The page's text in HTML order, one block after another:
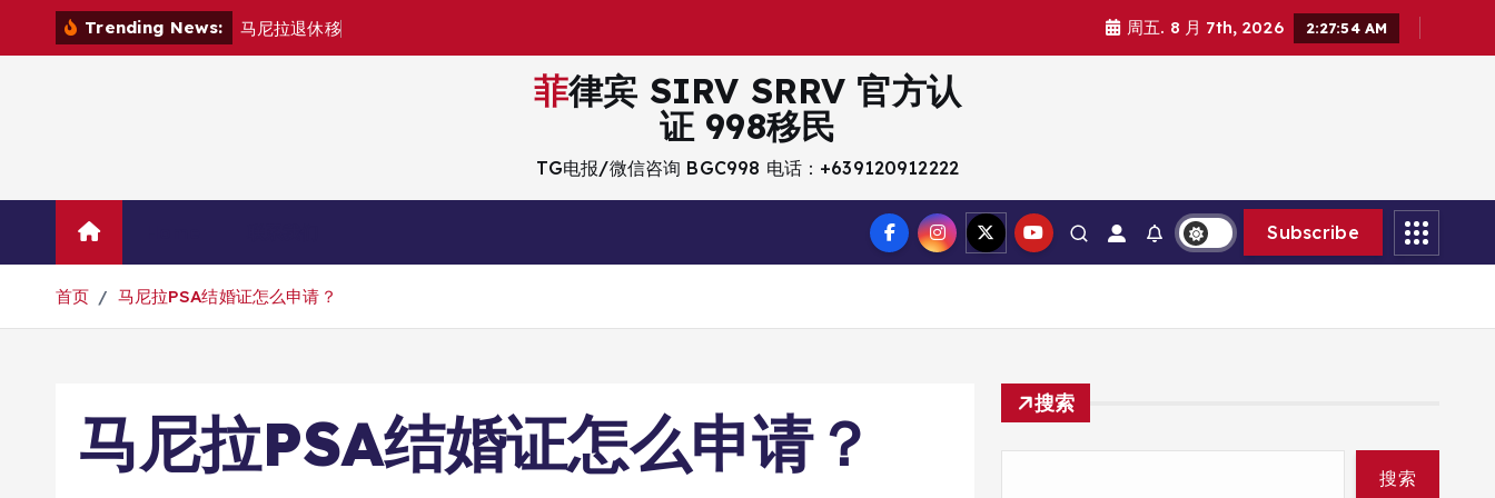
Trending News: 马 尼拉退休移 周五. 8 月 7th, 2026 2:27:55 AM
菲律宾 SIRV SRRV 官方认
证 998移民
TG电报/微信咨询 BGC998 电话：+639120912222
Subscribe
首页 马尼拉PSA结婚证怎么申请？
马尼拉PSA结婚证怎么申请？
搜索
搜索